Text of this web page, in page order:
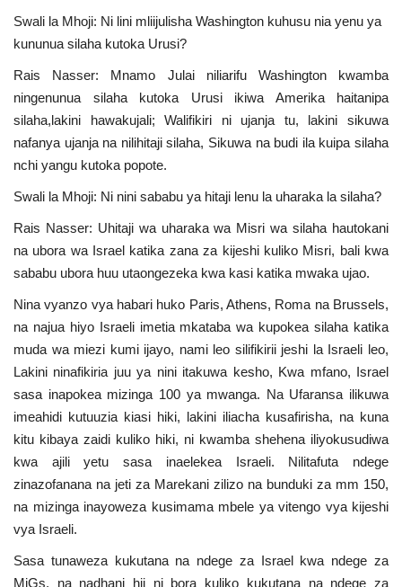
Onyesho la Majaribio
Misri
Timu yetu
Urithi wa Nasser
Harakati ya Nasser kwa Vijana
Kanuni na Masharti ya Udhamini wa
Nasser
Udhamini wa Nasser
Nyaraka na Marejeleo
Waanzilishi
Raia wa ulimwengu mzima
Nyaraka
Swali la Mhoji: Ni lini mliijulisha Washington kuhusu nia yenu ya
kununua silaha kutoka Urusi?
Rais Nasser: Mnamo Julai niliarifu Washington kwamba
ningenunua silaha kutoka Urusi ikiwa Amerika haitanipa
silaha,lakini hawakujali; Walifikiri ni ujanja tu, lakini sikuwa
nafanya ujanja na nilihitaji silaha, Sikuwa na budi ila kuipa silaha
nchi yangu kutoka popote.
Swali la Mhoji: Ni nini sababu ya hitaji lenu la uharaka la silaha?
Rais Nasser: Uhitaji wa uharaka wa Misri wa silaha hautokani
na ubora wa Israel katika zana za kijeshi kuliko Misri, bali kwa
sababu ubora huu utaongezeka kwa kasi katika mwaka ujao.
Nina vyanzo vya habari huko Paris, Athens, Roma na Brussels,
na najua hiyo Israeli imetia mkataba wa kupokea silaha katika
muda wa miezi kumi ijayo, nami leo silifikirii jeshi la Israeli leo,
Lakini ninafikiria juu ya nini itakuwa kesho, Kwa mfano, Israel
sasa inapokea mizinga 100 ya mwanga. Na Ufaransa ilikuwa
imeahidi kutuuzia kiasi hiki, lakini iliacha kusafirisha, na kuna
kitu kibaya zaidi kuliko hiki, ni kwamba shehena iliyokusudiwa
kwa ajili yetu sasa inaelekea Israeli. Nilitafuta ndege
zinazofanana na jeti za Marekani zilizo na bunduki za mm 150,
na mizinga inayoweza kusimama mbele ya vitengo vya kijeshi
vya Israeli.
Sasa tunaweza kukutana na ndege za Israel kwa ndege za
MiGs, na nadhani hii ni bora kuliko kukutana na ndege za